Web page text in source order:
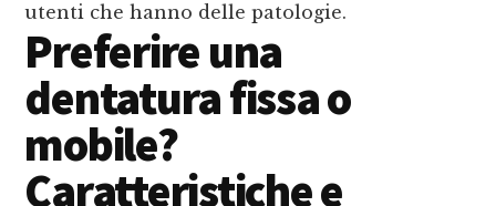
utenti che hanno delle patologie.
Preferire una
dentatura fissa o
mobile?
Caratteristiche e